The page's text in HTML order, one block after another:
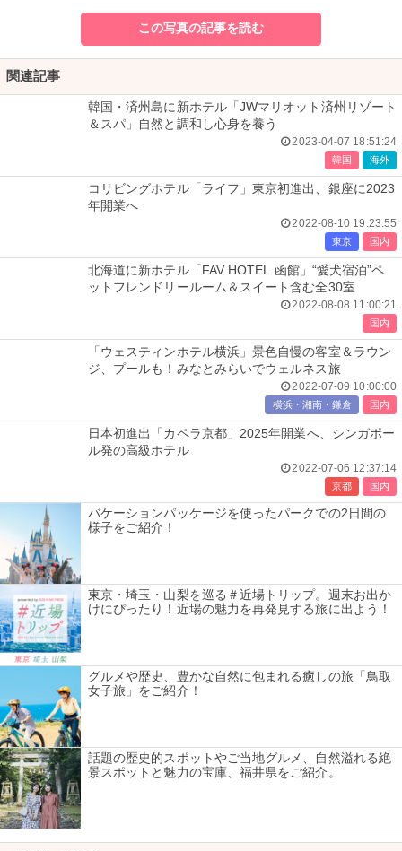
この写真の記事を読む
関連記事
韓国・済州島に新ホテル「JWマリオット済州リゾート
＆スパ」自然と調和し心身を養う
2023-04-07 18:51:24
韓国 海外
コリビングホテル「ライフ」東京初進出、銀座に2023
年開業へ
2022-08-10 19:23:55
東京 国内
北海道に新ホテル「FAV HOTEL 函館」“愛犬宿泊”ペ
ットフレンドリールーム＆スイート含む全30室
2022-08-08 11:00:21
国内
「ウェスティンホテル横浜」景色自慢の客室＆ラウン
ジ、プールも！みなとみらいでウェルネス旅
2022-07-09 10:00:00
横浜・湘南・鎌倉 国内
日本初進出「カペラ京都」2025年開業へ、シンガポー
ル発の高級ホテル
2022-07-06 12:37:14
京都 国内
バケーションパッケージを使ったパークでの2日間の
様子をご紹介！
東京・埼玉・山梨を巡る＃近場トリップ。週末お出か
けにぴったり！近場の魅力を再発見する旅に出よう！
グルメや歴史、豊かな自然に包まれる癒しの旅「鳥取
女子旅」をご紹介！
話題の歴史的スポットやご当地グルメ、自然溢れる絶
景スポットと魅力の宝庫、福井県をご紹介。